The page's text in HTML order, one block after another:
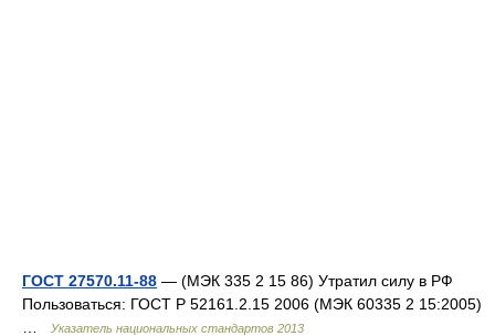
ГОСТ 27570.11-88 — (МЭК 335 2 15 86) Утратил силу в РФ
Пользоваться: ГОСТ Р 52161.2.15 2006 (МЭК 60335 2 15:2005)
Указатель национальных стандартов 2013